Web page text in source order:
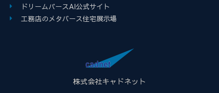
ドリームパースAI公式サイト
工務店のメタバース住宅展示場
株式会社キャドネット